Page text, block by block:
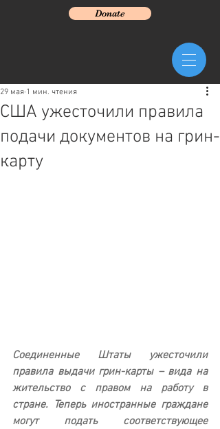
Donate
США ужесточили правила
подачи документов на грин-
карту
29 мая 1 мин. чтения
Соединенные Штаты ужесточили
правила выдачи грин-карты – вида на
жительство c правом на работу в
стране. Теперь иностранные граждане
могут подать соответствующее